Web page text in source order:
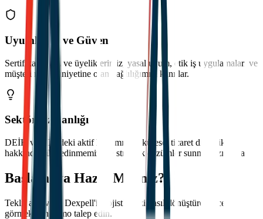
Uyumluluk ve Güven
Sertifikalarımız ve üyeliklerimiz, yasal uyum, etik iş uygulamaları ve
müşteri memnuniyetine olan bağlılığımızı kanıtlar.
Sektör Uzmanlığı
DEİK ve HIB'deki aktif katılımımız, küresel ticaret dinamikleri
hakkında bilgi edinmemizi ve stratejik çözümler sunmamızı sağlar.
Başlamaya Hazır Mısınız?
Teklif alın veya Dexpell'in lojistiğinizi nasıl dönüştürebileceğini
görmek için demo talep edin.